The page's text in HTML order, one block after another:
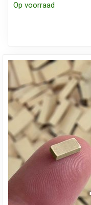
Op voorraad